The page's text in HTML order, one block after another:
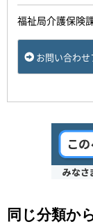
福祉局介護保険
お問い合わせ
同じ分類か